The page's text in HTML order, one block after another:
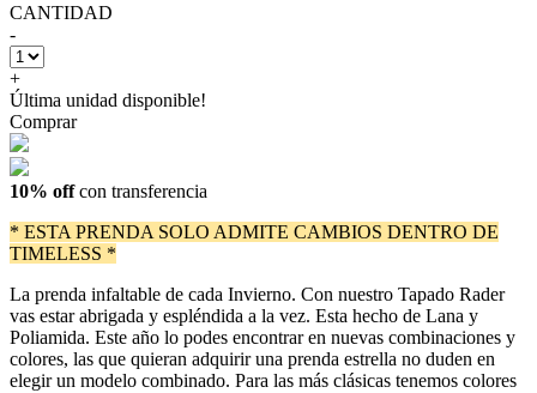
CANTIDAD
-
+
Última unidad disponible!
Comprar
10% offcon transferencia
* ESTA PRENDA SOLO ADMITE CAMBIOS DENTRO DE
TIMELESS *
La prenda infaltable de cada Invierno. Con nuestro Tapado Rader
vas estar abrigada y espléndida a la vez. Esta hecho de Lana y
Poliamida. Este año lo podes encontrar en nuevas combinaciones y
colores, las que quieran adquirir una prenda estrella no duden en
elegir un modelo combinado. Para las más clásicas tenemos colores